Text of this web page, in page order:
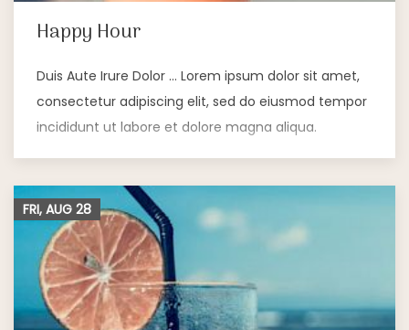
Happy Hour
Duis Aute Irure Dolor … Lorem ipsum dolor sit amet,
consectetur adipiscing elit, sed do eiusmod tempor
incididunt ut labore et dolore magna aliqua.
FRI, AUG 28